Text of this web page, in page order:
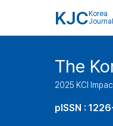
KJC Korea
The
2025 KCI
pISSN :